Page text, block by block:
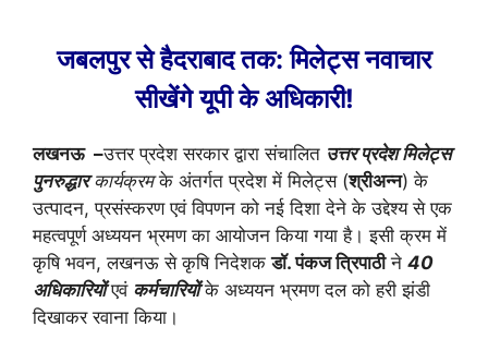
जबलपुर से हैदराबाद तक: मिलेट्स नवाचार
सीखेंगे यूपी के अधिकारी!
लखनऊ –उत्तर प्रदेश सरकार द्वारा संचालित उत्तर प्रदेश मिलेट्स
पुनरुद्धारकार्यक्रमके अंतर्गत प्रदेश में मिलेट्स (श्रीअन्न) के
उत्पादन, प्रसंस्करण एवं विपणन को नई दिशा देने के उद्देश्य से एक
महत्वपूर्ण अध्ययन भ्रमण का आयोजन किया गया है। इसी क्रम में
कृषि भवन, लखनऊ से कृषि निदेशकडॉ. पंकज त्रिपाठीने 40
अधिकारियोंएवं कर्मचारियोंके अध्ययन भ्रमण दल को हरी झंडी
दिखाकर रवाना किया।